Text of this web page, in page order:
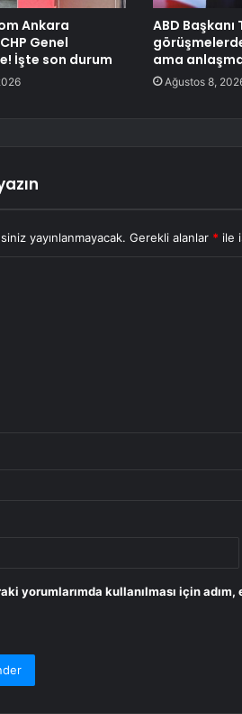
Ankara
Genel
İşte son durum
ABD
ama
Ağustos 8,
yayınlanmayacak. Gerekli alanlar * ile
yorumlarımda kullanılması için